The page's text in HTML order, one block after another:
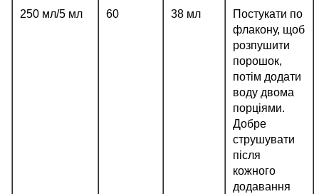
250 мл/5 мл 60 38 мл
Постукати по
флакону, щоб
розпушити
порошок,
потім додати
воду двома
порціями.
Добре
струшувати
після
кожного
додавання